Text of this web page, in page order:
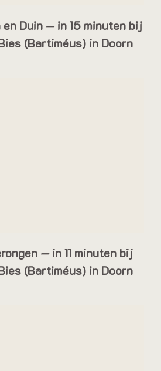
Duin — in 15 minuten bij
(Bartiméus) in Doorn
— in 11 minuten bij
(Bartiméus) in Doorn